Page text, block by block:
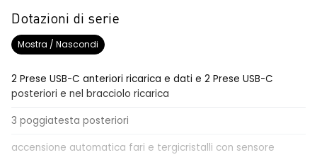
Dotazioni di serie
Mostra / Nascondi
2 Prese USB-C anteriori ricarica e dati e 2 Prese USB-C
posteriori e nel bracciolo ricarica
3 poggiatesta posteriori
accensione automatica fari e tergicristalli con sensore